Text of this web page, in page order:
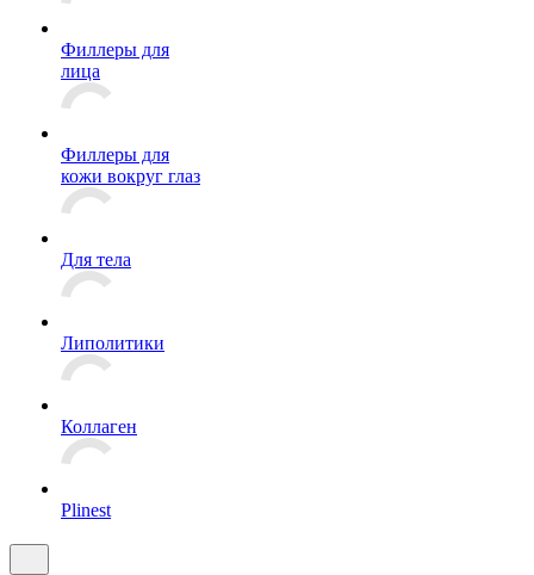
Филлеры для
лица
Филлеры для
кожи вокруг глаз
Для тела
Липолитики
Коллаген
Plinest